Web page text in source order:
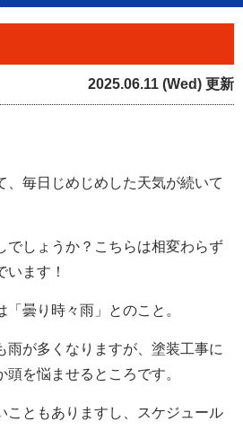
2025.06.11 (Wed) 更新
、毎日じめじめした天気が続いて
でしょうか？こちらは相変わらず
います！
曇り時々雨」とのこと。
雨が多くなりますが、塗装工事に
を悩ませるところです。
こともありますし、スケジュール